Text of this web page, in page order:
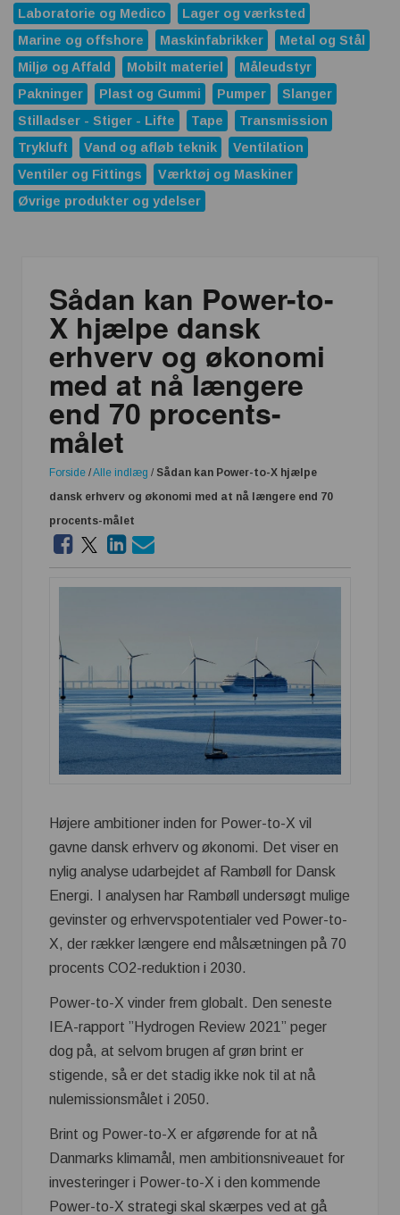
Laboratorie og Medico
Lager og værksted
Marine og offshore
Maskinfabrikker
Metal og Stål
Miljø og Affald
Mobilt materiel
Måleudstyr
Pakninger
Plast og Gummi Pumper
Slanger
Stilladser - Stiger - Lifte
Tape
Transmission
Trykluft
Vand og afløb teknik
Ventilation
Ventiler og Fittings
Værktøj og Maskiner
Øvrige produkter og ydelser
Sådan kan Power-to-
X hjælpe dansk
erhverv og økonomi
med at nå længere
end 70 procents-
målet
Forside /Alle indlæg / Sådan kan Power-to-X hjælpe
dansk erhverv og økonomi med at nå længere end 70
procents-målet
Højere ambitioner inden for Power-to-X vil
gavne dansk erhverv og økonomi. Det viser en
nylig analyse udarbejdet af Rambøll for Dansk
Energi. I analysen har Rambøll undersøgt mulige
gevinster og erhvervspotentialer ved Power-to-
X, der rækker længere end målsætningen på 70
procents CO2-reduktion i 2030.
Power-to-X vinder frem globalt. Den seneste
IEA-rapport ”Hydrogen Review 2021” peger
dog på, at selvom brugen af grøn brint er
stigende, så er det stadig ikke nok til at nå
nulemissionsmålet i 2050.
Brint og Power-to-X er afgørende for at nå
Danmarks klimamål, men ambitionsniveauet for
investeringer i Power-to-X i den kommende
Power-to-X strategi skal skærpes ved at gå